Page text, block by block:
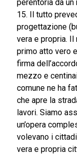
perentoria da
15. Il tutto
progettazione
vera e propria.
primo atto vero
firma
mezzo e
comune ne ha
che apre la
lavori. Siamo
un’opera
volevano i
vera e propria